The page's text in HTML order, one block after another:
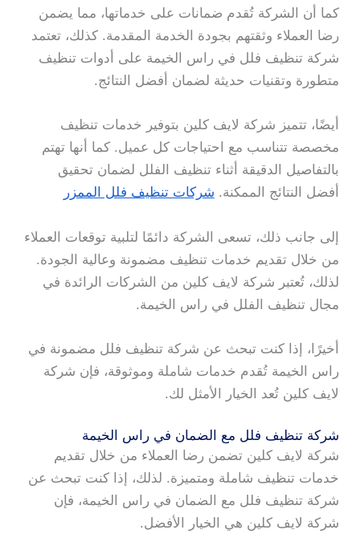
كما أن الشركة تُقدم ضمانات على خدماتها، مما يضمن
رضا العملاء وثقتهم بجودة الخدمة المقدمة. كذلك، تعتمد
شركة تنظيف فلل في راس الخيمة على أدوات تنظيف
متطورة وتقنيات حديثة لضمان أفضل النتائج.
أيضًا، تتميز شركة لايف كلين بتوفير خدمات تنظيف
مخصصة تتناسب مع احتياجات كل عميل. كما أنها تهتم
بالتفاصيل الدقيقة أثناء تنظيف الفلل لضمان تحقيق
أفضل النتائج الممكنة. شركات تنظيف فلل الممزر
إلى جانب ذلك، تسعى الشركة دائمًا لتلبية توقعات العملاء
من خلال تقديم خدمات تنظيف مضمونة وعالية الجودة.
لذلك، تُعتبر شركة لايف كلين من الشركات الرائدة في
مجال تنظيف الفلل في راس الخيمة.
أخيرًا، إذا كنت تبحث عن شركة تنظيف فلل مضمونة في
راس الخيمة تُقدم خدمات شاملة وموثوقة، فإن شركة
لايف كلين تُعد الخيار الأمثل لك.
شركة تنظيف فلل مع الضمان في راس الخيمة
شركة لايف كلين تضمن رضا العملاء من خلال تقديم
خدمات تنظيف شاملة ومتميزة. لذلك، إذا كنت تبحث عن
شركة تنظيف فلل مع الضمان في راس الخيمة، فإن
شركة لايف كلين هي الخيار الأفضل.